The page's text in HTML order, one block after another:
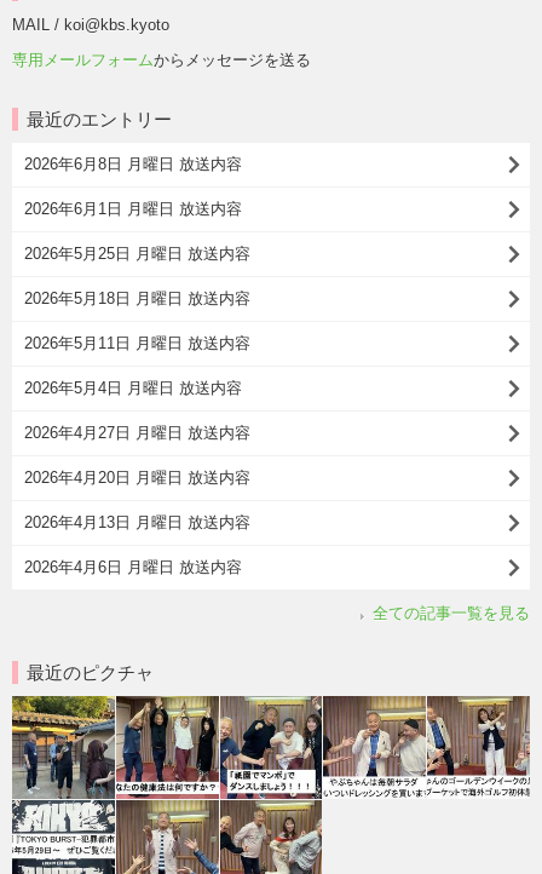
MAIL / koi@kbs.kyoto
専用メールフォームからメッセージを送る
最近のエントリー
2026年6月8日 月曜日 放送内容
2026年6月1日 月曜日 放送内容
2026年5月25日 月曜日 放送内容
2026年5月18日 月曜日 放送内容
2026年5月11日 月曜日 放送内容
2026年5月4日 月曜日 放送内容
2026年4月27日 月曜日 放送内容
2026年4月20日 月曜日 放送内容
2026年4月13日 月曜日 放送内容
2026年4月6日 月曜日 放送内容
全ての記事一覧を見る
最近のピクチャ